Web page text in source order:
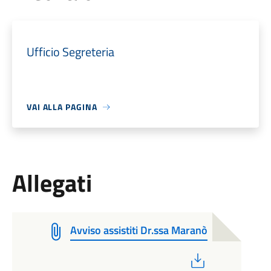
Ufficio Segreteria
VAI ALLA PAGINA
Allegati
Avviso assistiti Dr.ssa Maranò